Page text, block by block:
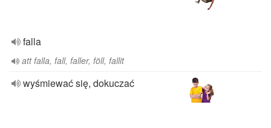
falla
att falla, fall, faller, föll, fallit
wyśmiewać się, dokuczać